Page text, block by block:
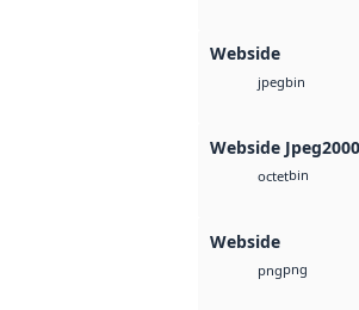
Webside
jpegbin
Webside Jpeg2000
octetbin
Webside
pngpng